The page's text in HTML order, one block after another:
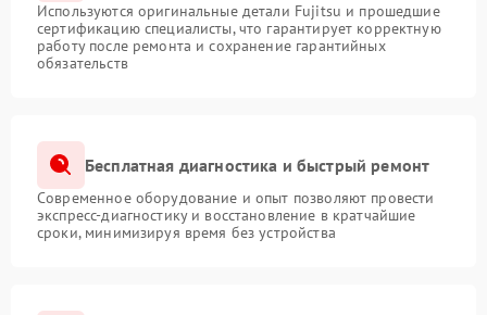
Используются оригинальные детали Fujitsu и прошедшие
сертификацию специалисты, что гарантирует корректную
работу после ремонта и сохранение гарантийных
обязательств
Бесплатная диагностика и быстрый ремонт
Современное оборудование и опыт позволяют провести
экспресс-диагностику и восстановление в кратчайшие
сроки, минимизируя время без устройства